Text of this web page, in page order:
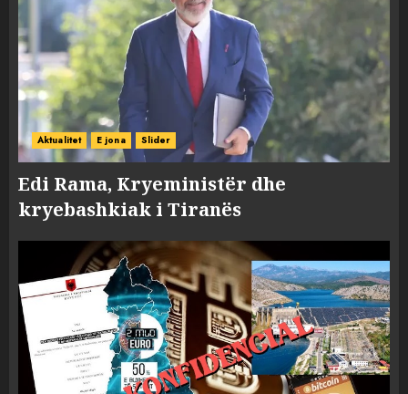
Aktualitet E jona Slider
Edi Rama, Kryeministër dhe
kryebashkiak i Tiranës